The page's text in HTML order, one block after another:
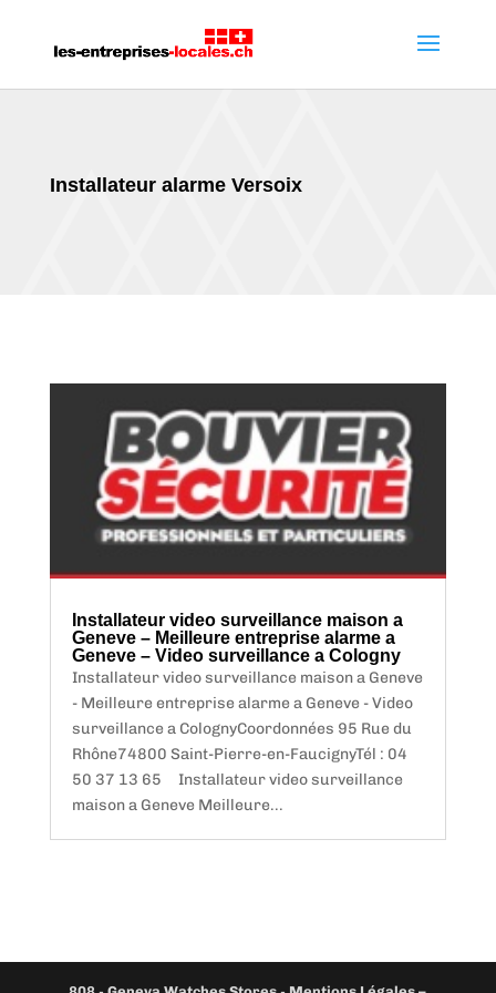
Installateur alarme Versoix
Installateur video surveillance maison a
Geneve – Meilleure entreprise alarme a
Geneve – Video surveillance a Cologny
Installateur video surveillance maison a Geneve
- Meilleure entreprise alarme a Geneve - Video
surveillance a ColognyCoordonnées 95 Rue du
Rhône74800 Saint-Pierre-en-FaucignyTél : 04
50 37 13 65 Installateur video surveillance
maison a Geneve Meilleure...